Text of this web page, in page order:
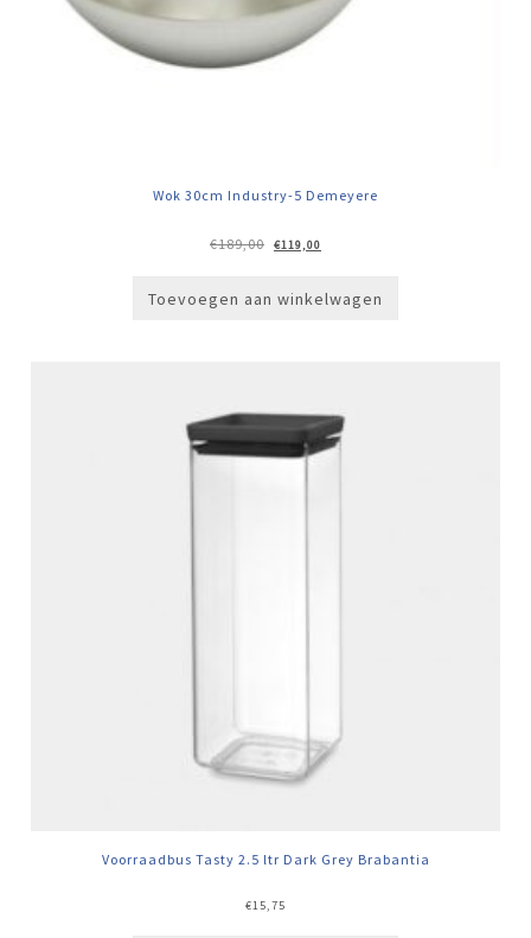
Wok 30cm Industry-5 Demeyere
€189,00
Oorspronkelijke
prijs
€119,00
prijs
Toevoegen aan winkelwagen
Voorraadbus Tasty 2.5 ltr Dark Grey Brabantia
€15,75